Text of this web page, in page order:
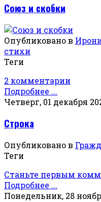
Союз и скобки
Опубликовано в
стихи
Теги
2 комментарии
Подробнее ...
Четверг, 01 декабря
Строка
Опубликовано в
Теги
Станьте первым
Подробнее ...
Понедельник, 28